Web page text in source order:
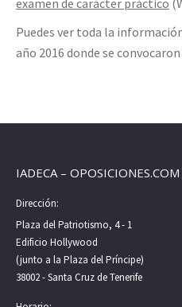
Puedes ver toda la
año 2016 donde se
IADECA – OPOSICIONES.COM
Dirección:
Plaza del Patriotismo, 4 - 1
Edificio Hollywood
(junto a la Plaza del Príncipe)
38002 - Santa Cruz de Tenerife